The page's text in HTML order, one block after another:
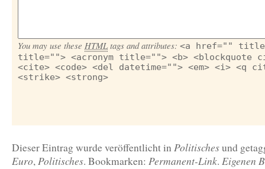
You may use these HTML tags and attributes: <a href=""
title=""> <acronym title=""> <b> <blockquote
<cite> <code> <del datetime=""> <em> <i> <q
<strike> <strong>
Dieser Eintrag wurde veröffentlicht inPolitischesund
Euro,Politisches. Bookmarken: Permanent-Link. Eigenen